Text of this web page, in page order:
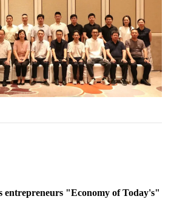
entrepreneurs "Economy of Today's"